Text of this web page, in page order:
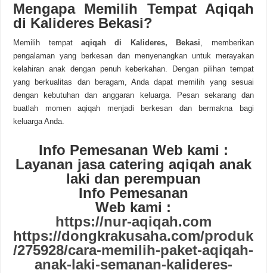
Mengapa Memilih Tempat Aqiqah
di Kalideres Bekasi?
Memilih tempataqiqah di Kalideres, Bekasi, memberikan
pengalaman yang berkesan dan menyenangkan untuk merayakan
kelahiran anak dengan penuh keberkahan. Dengan pilihan tempat
yang berkualitas dan beragam, Anda dapat memilih yang sesuai
dengan kebutuhan dan anggaran keluarga. Pesan sekarang dan
buatlah momen aqiqah menjadi berkesan dan bermakna bagi
keluarga Anda.
Info Pemesanan Web kami :
Layanan jasa catering aqiqah anak
laki dan perempuan
Info Pemesanan
Web kami :
https://nur-aqiqah.com
https://dongkrakusaha.com/produk
/275928/cara-memilih-paket-aqiqah-
anak-laki-semanan-kalideres-